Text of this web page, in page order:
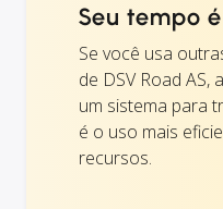
Seu tempo
Se você usa
de DSV Road
um sistema para
é o uso mais
recursos.